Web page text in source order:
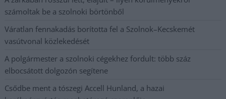
számoltak be a szolnoki börtönből
Váratlan fennakadás borította fel a Szolnok–Kecskemét
vasútvonal közlekedését
A polgármester a szolnoki cégekhez fordult: több száz
elbocsátott dolgozón segítene
Csődbe ment a tószegi Accell Hunland, a hazai